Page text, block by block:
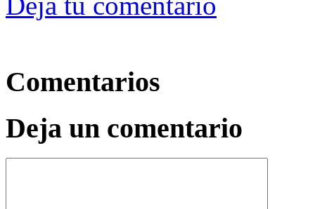
Comentarios
Deja un comentario